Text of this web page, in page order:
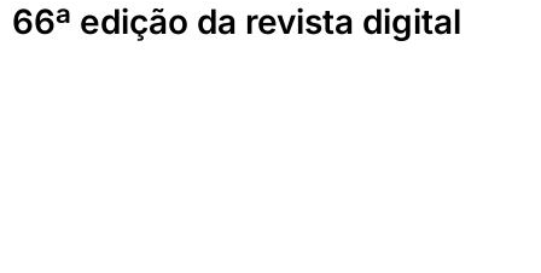
66ª edição da revista digital